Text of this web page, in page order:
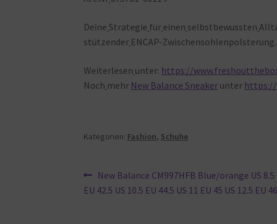
Deine Strategie für einen selbstbewussten
stützender ENCAP-Zwischensohlenpolsterung.
Weiterlesen unter: https://
Noch mehr New Balance Sneaker unter https://
Kategorien: Fashion, Schuhe
Beitragsnavigation
Vorheriger
Beitrag:
New Balance CM997HFB Blue/orange US 8.5
EU 42.5 US 10.5 EU 44.5 US 11 EU 45 US 12.5 EU